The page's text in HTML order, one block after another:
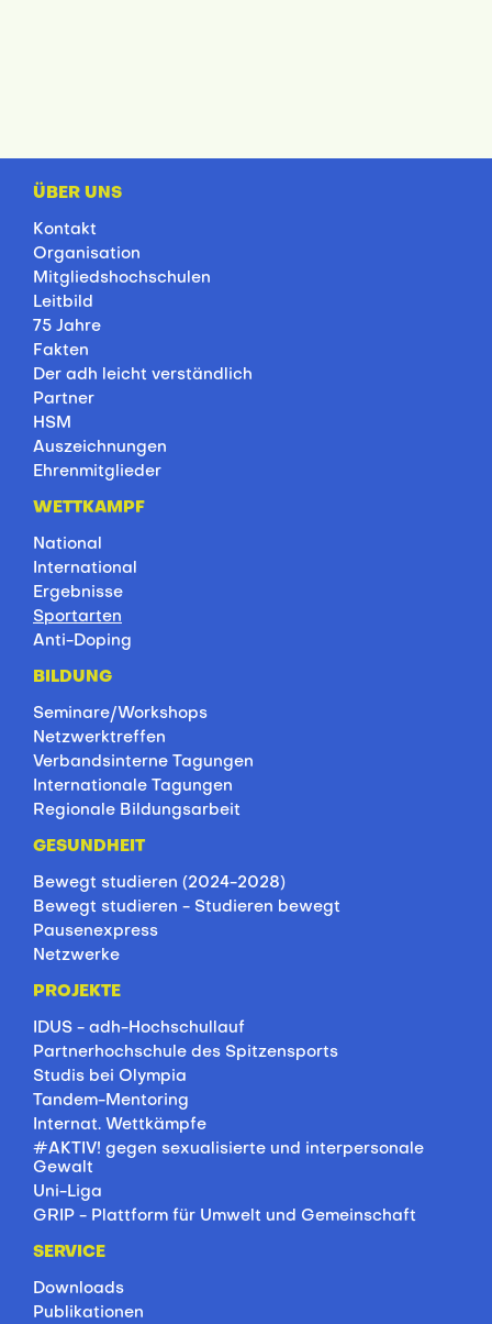
ÜBER UNS
Kontakt
Organisation
Mitgliedshochschulen
Leitbild
75 Jahre
Fakten
Der adh leicht verständlich
Partner
HSM
Auszeichnungen
Ehrenmitglieder
WETTKAMPF
National
International
Ergebnisse
Sportarten
Anti-Doping
BILDUNG
Seminare/Workshops
Netzwerktreffen
Verbandsinterne Tagungen
Internationale Tagungen
Regionale Bildungsarbeit
GESUNDHEIT
Bewegt studieren (2024-2028)
Bewegt studieren - Studieren bewegt
Pausenexpress
Netzwerke
PROJEKTE
IDUS - adh-Hochschullauf
Partnerhochschule des Spitzensports
Studis bei Olympia
Tandem-Mentoring
Internat. Wettkämpfe
#AKTIV! gegen sexualisierte und interpersonale
Gewalt
Uni-Liga
GRIP - Plattform für Umwelt und Gemeinschaft
SERVICE
Downloads
Publikationen